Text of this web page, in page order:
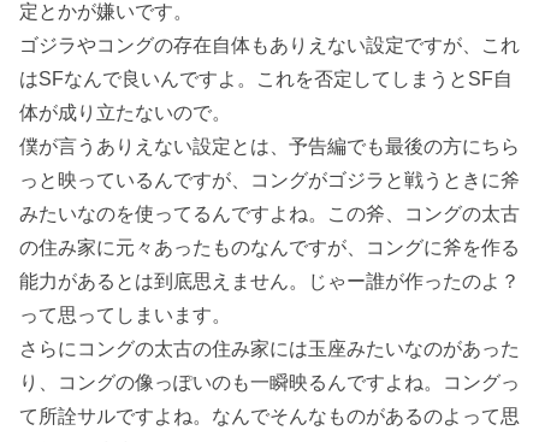
定とかが嫌いです。
ゴジラやコングの存在自体もありえない設定ですが、これ
はSFなんで良いんですよ。これを否定してしまうとSF自
体が成り立たないので。
僕が言うありえない設定とは、予告編でも最後の方にちら
っと映っているんですが、コングがゴジラと戦うときに斧
みたいなのを使ってるんですよね。この斧、コングの太古
の住み家に元々あったものなんですが、コングに斧を作る
能力があるとは到底思えません。じゃー誰が作ったのよ？
って思ってしまいます。
さらにコングの太古の住み家には玉座みたいなのがあった
り、コングの像っぽいのも一瞬映るんですよね。コングっ
て所詮サルですよね。なんでそんなものがあるのよって思